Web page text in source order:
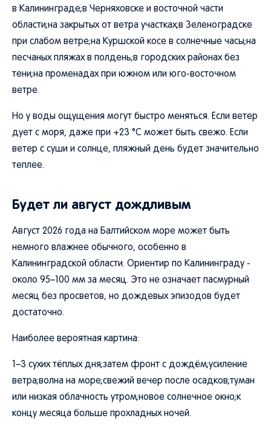
в Калининграде;в Черняховске и восточной части
области;на закрытых от ветра участках;в Зеленоградске
при слабом ветре;на Куршской косе в солнечные часы;на
песчаных пляжах в полдень;в городских районах без
тени;на променадах при южном или юго-восточном
ветре.
Но у воды ощущения могут быстро меняться. Если ветер
дует с моря, даже при +23 °C может быть свежо. Если
ветер с суши и солнце, пляжный день будет значительно
теплее.
Будет ли август дождливым
Август 2026 года на Балтийском море может быть
немного влажнее обычного, особенно в
Калининградской области. Ориентир по Калининграду -
около 95–100 мм за месяц. Это не означает пасмурный
месяц без просветов, но дождевых эпизодов будет
достаточно.
Наиболее вероятная картина:
1–3 сухих тёплых дня;затем фронт с дождём;усиление
ветра;волна на море;свежий вечер после осадков;туман
или низкая облачность утром;новое солнечное окно;к
концу месяца больше прохладных ночей.